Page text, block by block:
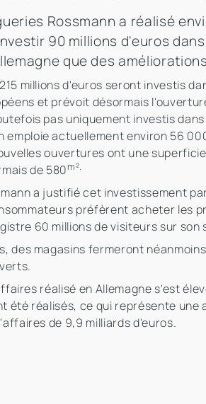
Rossmann a réalisé
90 millions d'euros
que des
millions d'euros seront investis
et prévoit désormais
pas uniquement investis
emploie actuellement environ 56
ouvertures ont une
de 580m².
a justifié cet investissement
préfèrent acheter les
60 millions de visiteurs sur
des magasins fermeront
réalisé en Allemagne s'est
été réalisés, ce qui représente
de 9,9 milliards d'euros.